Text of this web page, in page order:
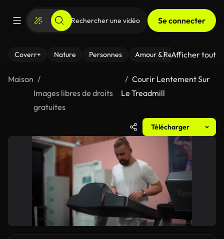
Se connecter
Coverr+ Nature Personnes Amour & Relations Le
Afficher tout
Maison
Images libres de droits
gratuites
Courir Lentement Sur
Le Treadmill
Télécharger